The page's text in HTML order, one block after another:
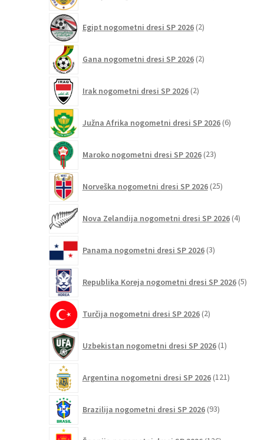
Egipt nogometni dresi SP 2026 2izdelka
Gana nogometni dresi SP 2026 2izdelka
Irak nogometni dresi SP 2026 2izdelka
Južna Afrika nogometni dresi SP 2026 6izdelkov
Maroko nogometni dresi SP 2026 23izdelkov
Norveška nogometni dresi SP 2026 25izdelkov
Nova Zelandija nogometni dresi SP 2026 4izdelki
Panama nogometni dresi SP 2026 3izdelki
Republika Koreja nogometni dresi SP 2026 5
Turčija nogometni dresi SP 2026 2izdelka
Uzbekistan nogometni dresi SP 2026 1izdelek
Argentina nogometni dresi SP 2026 121izdelkov
Brazilija nogometni dresi SP 2026 93izdelkov